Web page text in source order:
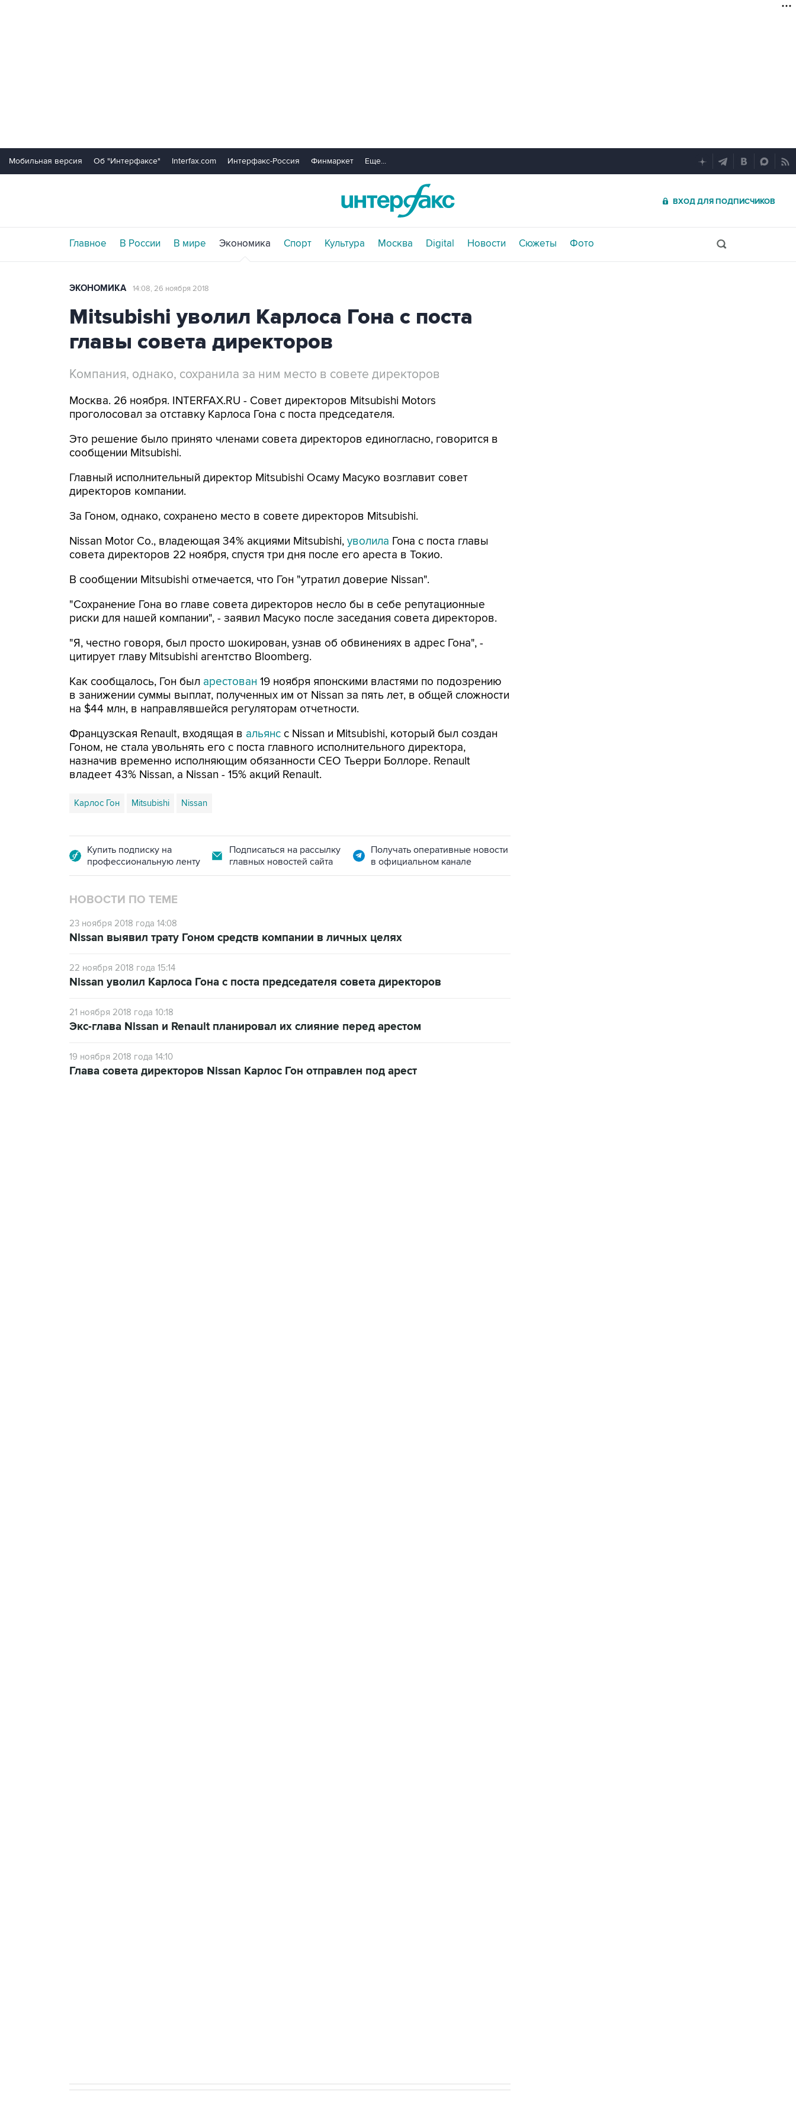
Мобильная версия Об "Интерфаксе" Interfax.com Интерфакс-Россия Финмаркет Еще...
ВХОД ДЛЯ ПОДПИСЧИКОВ
Главное В России В мире Экономика Спорт Культура Москва Digital Новости Сюжеты Фото
ЭКОНОМИКА 14:08, 26 ноября 2018
Mitsubishi уволил Карлоса Гона с поста
главы совета директоров
Компания, однако, сохранила за ним место в совете директоров
Москва. 26 ноября. INTERFAX.RU - Совет директоров Mitsubishi Motors
проголосовал за отставку Карлоса Гона с поста председателя.
Это решение было принято членами совета директоров единогласно, говорится в
сообщении Mitsubishi.
Главный исполнительный директор Mitsubishi Осаму Масуко возглавит совет
директоров компании.
За Гоном, однако, сохранено место в совете директоров Mitsubishi.
Nissan Motor Co., владеющая 34% акциями Mitsubishi, уволила Гона с поста главы
совета директоров 22 ноября, спустя три дня после его ареста в Токио.
В сообщении Mitsubishi отмечается, что Гон "утратил доверие Nissan".
"Сохранение Гона во главе совета директоров несло бы в себе репутационные
риски для нашей компании", - заявил Масуко после заседания совета директоров.
"Я, честно говоря, был просто шокирован, узнав об обвинениях в адрес Гона", -
цитирует главу Mitsubishi агентство Bloomberg.
Как сообщалось, Гон был арестован 19 ноября японскими властями по подозрению
в занижении суммы выплат, полученных им от Nissan за пять лет, в общей сложности
на $44 млн, в направлявшейся регуляторам отчетности.
Французская Renault, входящая в альянс с Nissan и Mitsubishi, который был создан
Гоном, не стала увольнять его с поста главного исполнительного директора,
назначив временно исполняющим обязанности CEO Тьерри Боллоре. Renault
владеет 43% Nissan, а Nissan - 15% акций Renault.
Карлос Гон Mitsubishi Nissan
Купить подписку на
профессиональную ленту
Подписаться на рассылку
главных новостей сайта
Получать оперативные новости
в официальном канале
НОВОСТИ ПО ТЕМЕ
23 ноября 2018 года 14:08
Nissan выявил трату Гоном средств компании в личных целях
22 ноября 2018 года 15:14
Nissan уволил Карлоса Гона с поста председателя совета директоров
21 ноября 2018 года 10:18
Экс-глава Nissan и Renault планировал их слияние перед арестом
19 ноября 2018 года 14:10
Глава совета директоров Nissan Карлос Гон отправлен под арест